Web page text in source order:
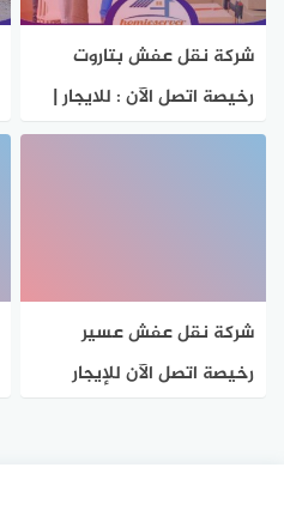
شركة نقل عفش بتاروت
رخيصة اتصل الآن : للايجار |
هوم سيرفر
شركة نقل عفش عسير
رخيصة اتصل الآن للإيجار